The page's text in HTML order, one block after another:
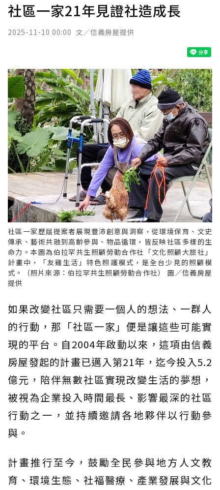
社區一家21年見證社造成長
2025-11-10 00:00 文／信義房屋提供
社區一家歷屆提案者展現豐沛創意與洞察，從環境保育、文史
傳承、藝術共融到高齡參與、物品循環，皆反映社區多樣的生
命力。本圖為伯拉罕共生照顧勞動合作社「文化照顧大旅社」
計畫中，「友雞生活」特色照護模式，是全台少見的照顧模
式。（照片來源：伯拉罕共生照顧勞動合作社） 圖／信義房屋
提供
如果改變社區只需要一個人的想法、一群人
的行動，那「社區一家」便是讓這些可能實
現的平台。自2004年啟動以來，這項由信義
房屋發起的計畫已邁入第21年，迄今投入5.2
億元，陪伴無數社區實現改變生活的夢想，
被視為企業投入時間最長、影響最深的社區
行動之一，並持續邀請各地夥伴以行動參
與。
計畫推行至今，鼓勵全民參與地方人文教
育、環境生態、社福醫療、產業發展與文化